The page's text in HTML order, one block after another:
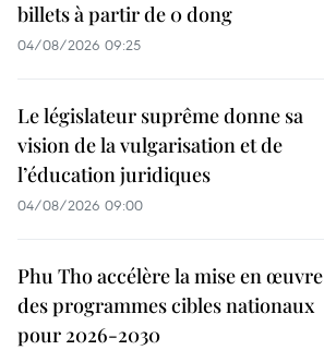
billets à partir de 0 dong
04/08/2026 09:25
Le législateur suprême donne sa
vision de la vulgarisation et de
l’éducation juridiques
04/08/2026 09:00
Phu Tho accélère la mise en œuvre
des programmes cibles nationaux
pour 2026-2030